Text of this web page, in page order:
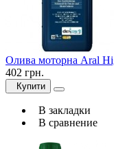
Олива моторна Aral
402 грн.
Купити
В закладки
В сравнение